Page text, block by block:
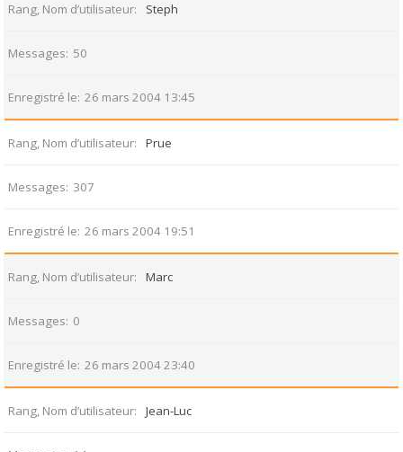
Rang, Nom d’utilisateur Steph
Messages 50
Enregistré le 26 mars 2004 13:45
Rang, Nom d’utilisateur Prue
Messages 307
Enregistré le 26 mars 2004 19:51
Rang, Nom d’utilisateur Marc
Messages 0
Enregistré le 26 mars 2004 23:40
Rang, Nom d’utilisateur Jean-Luc